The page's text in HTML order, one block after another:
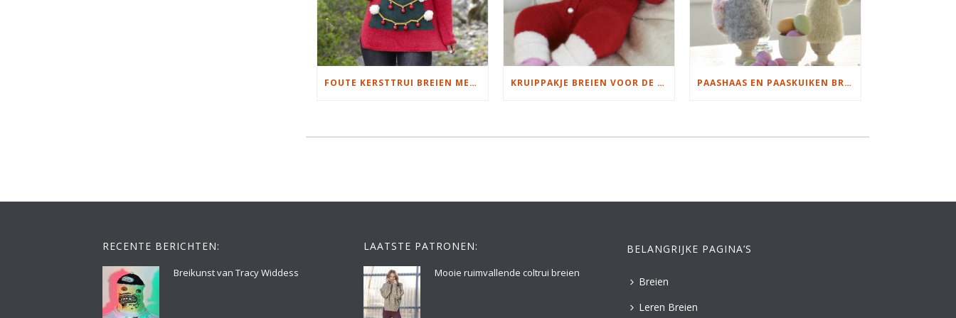
FOUTE KERSTTRUI BREIEN MET KERSTBOOM MOTIEF KRUIPPAKJE BREIEN VOOR DE KERST PAASHAAS EN PAASKUIKEN BREIEN EN VILTEN
RECENTE BERICHTEN:
Breikunst van Tracy Widdess
LAATSTE PATRONEN:
Mooie ruimvallende coltrui breien
BELANGRIJKE PAGINA’S
Breien
Leren Breien